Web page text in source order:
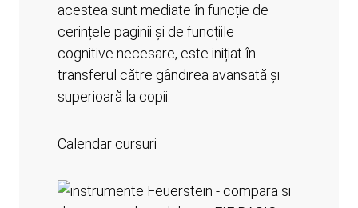
acestea sunt mediate în funcție de
cerințele paginii și de funcțiile
cognitive necesare, este inițiat în
transferul către gândirea avansată și
superioară la copii.
Calendar cursuri